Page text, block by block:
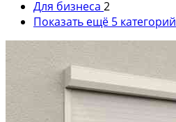
Для бизнеса 2
Показать ещё 5 категорий